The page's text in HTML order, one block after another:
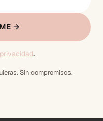
→
.
Sin compromisos.